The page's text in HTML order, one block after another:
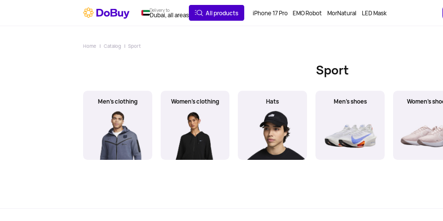
Delivery to
Dubai, all areas All products iPhone 17 Pro EMO Robot MorNatural LED Mask
Home Catalog Sport
Sport
Men's clothing Women's clothing Hats Men's shoes Women's